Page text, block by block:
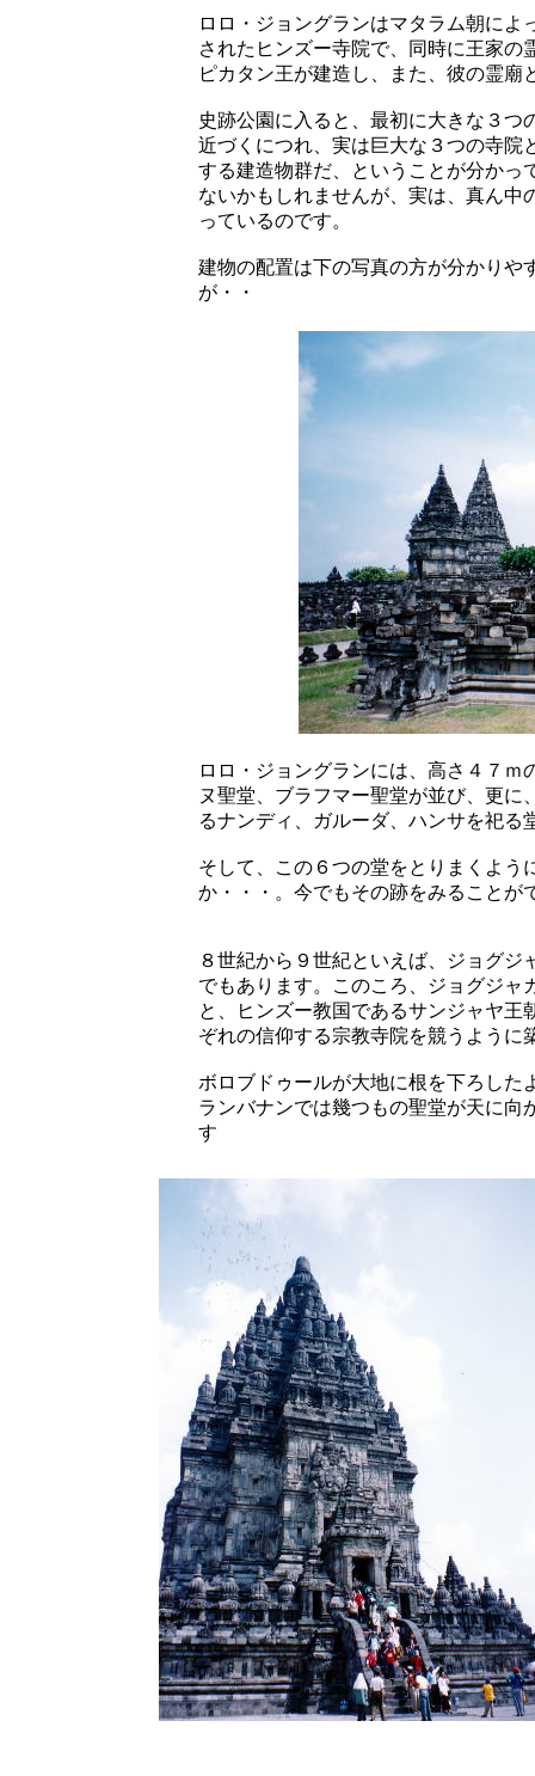
ロロ・ジョングランはマタラム朝に
されたヒンズー寺院で、同時に王家
ピカタン王が建造し、また、彼の霊廟
史跡公園に入ると、最初に大きな３
近づくにつれ、実は巨大な３つの寺院
する建造物群だ、ということが分かっ
ないかもしれませんが、実は、真ん中
っているのです。
建物の配置は下の写真の方が分かりや
が・・
ロロ・ジョングランには、高さ４７
ヌ聖堂、ブラフマー聖堂が並び、更
るナンディ、ガルーダ、ハンサを祀る
そして、この６つの堂をとりまくよう
か・・・。今でもその跡をみることが
８世紀から９世紀といえば、ジョグジ
でもあります。このころ、ジョグジャ
と、ヒンズー教国であるサンジャヤ
ぞれの信仰する宗教寺院を競うように
ボロブドゥールが大地に根を下ろした
ランバナンでは幾つもの聖堂が天に向
す